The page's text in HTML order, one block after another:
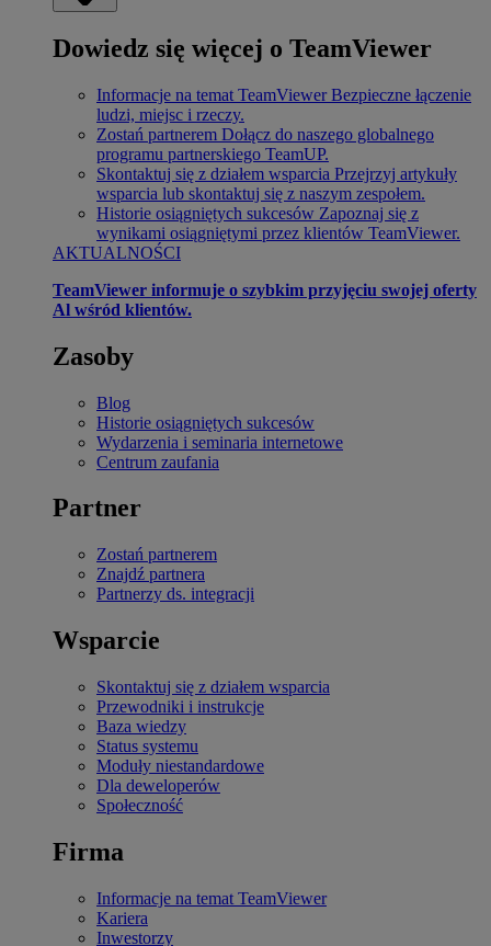
Dowiedz się więcej o TeamViewer
Informacje na temat TeamViewer Bezpieczne łączenie
ludzi, miejsc i rzeczy.
Zostań partnerem Dołącz do naszego globalnego
programu partnerskiego TeamUP.
Skontaktuj się z działem wsparcia Przejrzyj artykuły
wsparcia lub skontaktuj się z naszym zespołem.
Historie osiągniętych sukcesów Zapoznaj się z
wynikami osiągniętymi przez klientów TeamViewer.
AKTUALNOŚCI
TeamViewer informuje o szybkim przyjęciu swojej oferty
Al wśród klientów.
Zasoby
Blog
Historie osiągniętych sukcesów
Wydarzenia i seminaria internetowe
Centrum zaufania
Partner
Zostań partnerem
Znajdź partnera
Partnerzy ds. integracji
Wsparcie
Skontaktuj się z działem wsparcia
Przewodniki i instrukcje
Baza wiedzy
Status systemu
Moduły niestandardowe
Dla deweloperów
Społeczność
Firma
Informacje na temat TeamViewer
Kariera
Inwestorzy